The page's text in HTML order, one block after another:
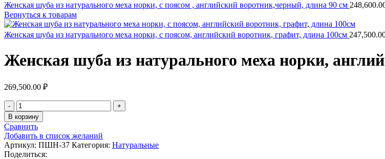
Женская шуба из натурального меха норки, с поясом , английский воротник,черный, длина 90 см
Вернуться к товарам
Женская шуба из натурального меха норки, с поясом, английский воротник, графит, длина 100см
Женская шуба из натурального меха норки,
269,500.00 ₽
В корзину
Сравнить
Добавить в список желаний
Артикул: ПШН-37 Категория: Натуральные
Поделиться: